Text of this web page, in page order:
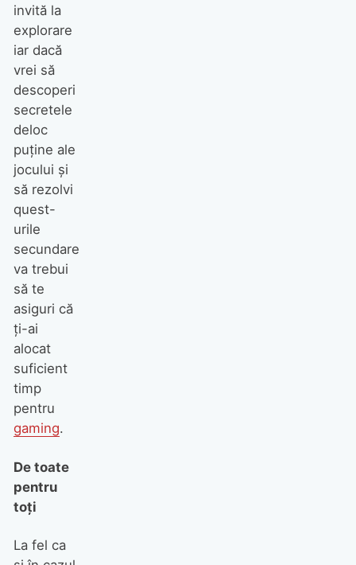
invită la
explorare
iar dacă
vrei să
descoperi
secretele
deloc
puține ale
jocului şi
să rezolvi
quest-
urile
secundare
va trebui
să te
asiguri că
ţi-ai
alocat
suficient
timp
pentru
gaming.
De toate
pentru
toţi
La fel ca